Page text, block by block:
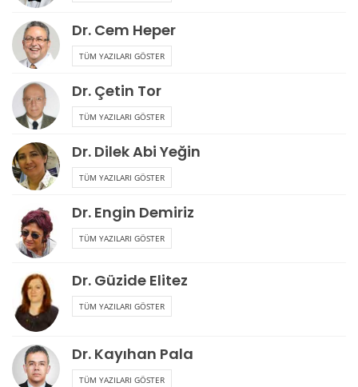
Dr. Cem Heper
TÜM YAZILARI GÖSTER
Dr. Çetin Tor
TÜM YAZILARI GÖSTER
Dr. Dilek Abi Yeğin
TÜM YAZILARI GÖSTER
Dr. Engin Demiriz
TÜM YAZILARI GÖSTER
Dr. Güzide Elitez
TÜM YAZILARI GÖSTER
Dr. Kayıhan Pala
TÜM YAZILARI GÖSTER